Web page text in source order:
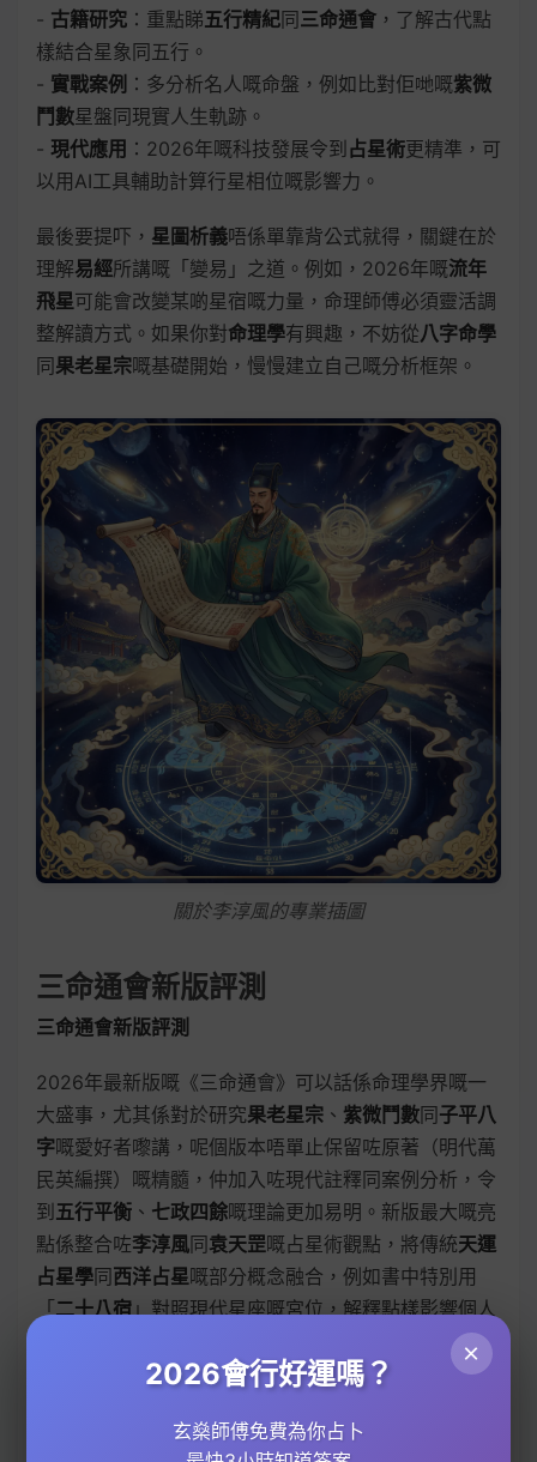
- 古籍研究 ：重點睇五行精紀同三命通會 ，了解古代點
樣結合星象同五行。
- 實戰案例 ：多分析名人嘅命盤，例如比對佢哋嘅紫微
鬥數星盤同現實人生軌跡。
- 現代應用 ：2026年嘅科技發展令到 占星術更精準，可
以用AI工具輔助計算行星相位嘅影響力。
最後要提吓， 星圖析義唔係單靠背公式就得，關鍵在於
理解易經所講嘅「變易」之道。例如，2026年嘅流年
飛星可能會改變某啲星宿嘅力量，命理師傅必須靈活調
整解讀方式。如果你對命理學有興趣，不妨從八字命學
同果老星宗嘅基礎開始，慢慢建立自己嘅分析框架。
關於李淳風的專業插圖
三命通會新版評測
三命通會新版評測
2026年最新版嘅《三命通會》可以話係命理學界嘅一
大盛事，尤其係對於研究果老星宗 、 紫微鬥數同子平八
字嘅愛好者嚟講，呢個版本唔單止保留咗原著（明代萬
民英編撰）嘅精髓，仲加入咗現代註釋同案例分析，令
到 五行平衡 、 七政四餘嘅理論更加易明。新版最大嘅亮
點係整合咗李淳風同袁天罡嘅占星術觀點，將傳統天運
占星學同西洋占星嘅部分概念融合，例如書中特別用
「二十八宿」對照現代星座嘅宮位，解釋點樣影響個人
如果你係初學者，可能會問：「點解要睇新版？」舊版
《三命通會》雖然經典，但好多術語（例如
×
2026會行好運嗎？
玄燊師傅免費為你占卜